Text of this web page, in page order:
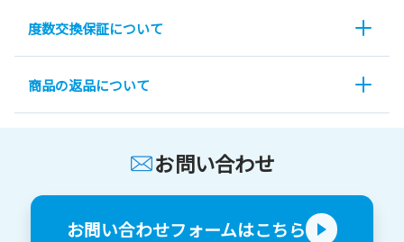
度数交換保証について
商品の返品について
お問い合わせ
お問い合わせフォームはこちら